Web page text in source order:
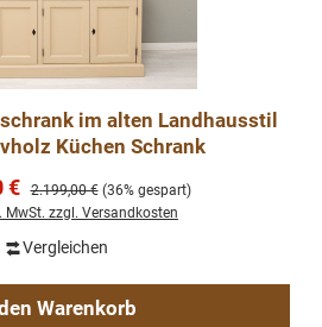
im alten Landhausstil
Küchen Schrank
€ Regulärer Preis:
2.199,00 € (36% gespart)
MwSt. zzgl. Versandkosten
Vergleichen
Warenkorb